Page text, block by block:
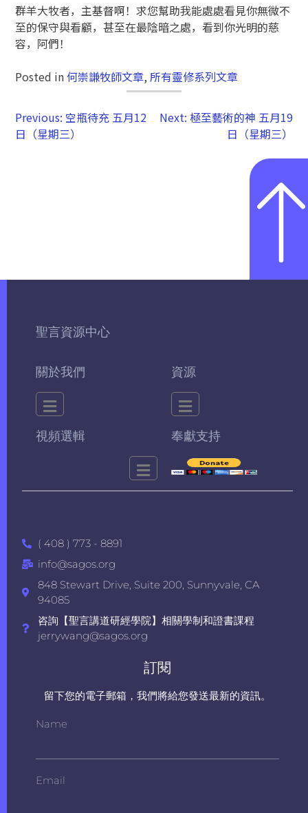
群羊大牧者，主基督啊！求您幫助我能處處看見你無微不
至的保守與看顧，甚至在最陰暗之處，看到你光明的慈
容，阿們！
Posted in 何崇謙牧師文章, 所有靈修系列文章
Previous: 空瓶待充 五月12
日（星期三）
Next: 極至藝術的神 五月19
日（星期三）
聖言資源中心
關於我們 資源
視頻選輯 奉獻支持
( 408 ) 773 - 8891
info@sagos.org
848 Stewart Drive, Suite 200, Sunnyvale, CA
94085
咨詢【聖言講道研經學院】相關學制和證書課程
jerrywang@sagos.org
訂閱
留下您的電子郵箱，我們將給您發送最新的資訊。
Name
Email